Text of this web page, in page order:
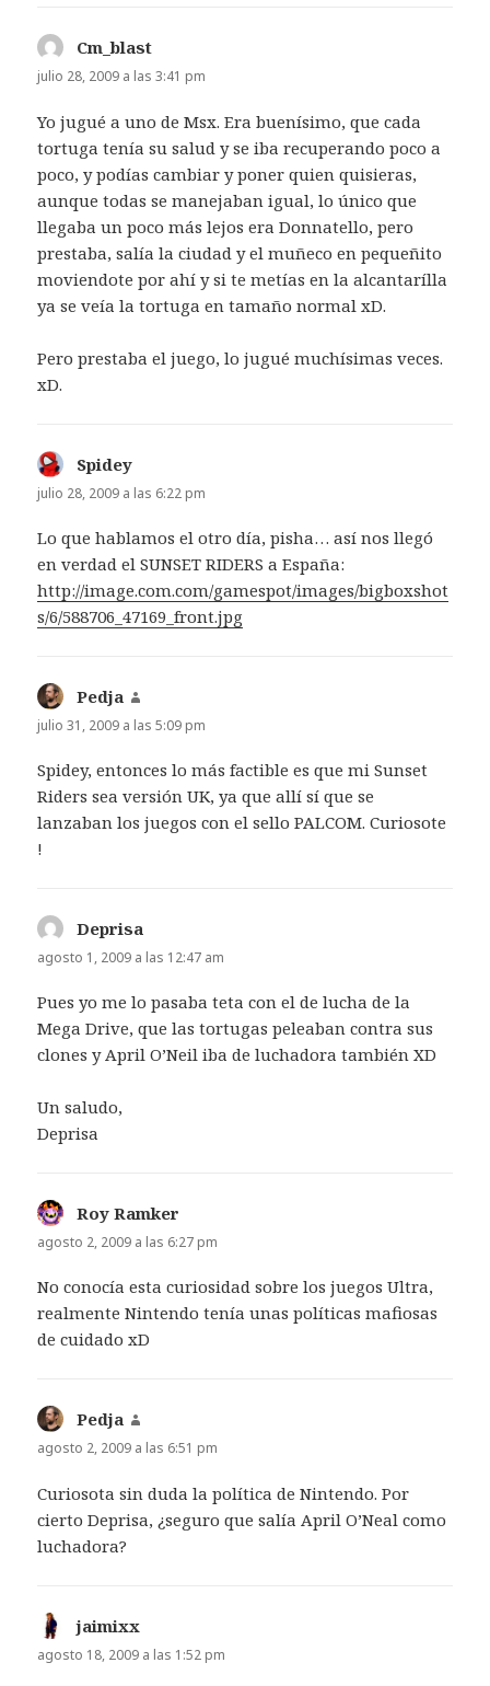
Cm_blast
julio 28, 2009 a las 3:41 pm
Yo jugué a uno de Msx. Era buenísimo, que cada
tortuga tenía su salud y se iba recuperando poco a
poco, y podías cambiar y poner quien quisieras,
aunque todas se manejaban igual, lo único que
llegaba un poco más lejos era Donnatello, pero
prestaba, salía la ciudad y el muñeco en pequeñito
moviendote por ahí y si te metías en la alcantarílla
ya se veía la tortuga en tamaño normal xD.
Pero prestaba el juego, lo jugué muchísimas veces.
xD.
Spidey
julio 28, 2009 a las 6:22 pm
Lo que hablamos el otro día, pisha… así nos llegó
en verdad el SUNSET RIDERS a España:
http://image.com.com/gamespot/images/bigboxshot
s/6/588706_47169_front.jpg
Pedja
julio 31, 2009 a las 5:09 pm
Spidey, entonces lo más factible es que mi Sunset
Riders sea versión UK, ya que allí sí que se
lanzaban los juegos con el sello PALCOM. Curiosote
!
Deprisa
agosto 1, 2009 a las 12:47 am
Pues yo me lo pasaba teta con el de lucha de la
Mega Drive, que las tortugas peleaban contra sus
clones y April O’Neil iba de luchadora también XD
Un saludo,
Deprisa
Roy Ramker
agosto 2, 2009 a las 6:27 pm
No conocía esta curiosidad sobre los juegos Ultra,
realmente Nintendo tenía unas políticas mafiosas
de cuidado xD
Pedja
agosto 2, 2009 a las 6:51 pm
Curiosota sin duda la política de Nintendo. Por
cierto Deprisa, ¿seguro que salía April O’Neal como
luchadora?
jaimixx
agosto 18, 2009 a las 1:52 pm